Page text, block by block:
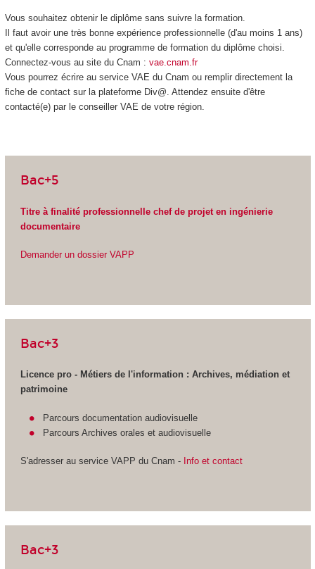
Vous souhaitez obtenir le diplôme sans suivre la formation.
Il faut avoir une très bonne expérience professionnelle (d'au moins 1 ans)
et qu'elle corresponde au programme de formation du diplôme choisi.
Connectez-vous au site du Cnam : vae.cnam.fr
Vous pourrez écrire au service VAE du Cnam ou remplir directement la
fiche de contact sur la plateforme Div@. Attendez ensuite d'être
contacté(e) par le conseiller VAE de votre région.
Bac+5
Titre à finalité professionnelle chef de projet en ingénierie
documentaire
Demander un dossier VAPP
Bac+3
Licence pro - Métiers de l'information : Archives, médiation et
patrimoine
Parcours documentation audiovisuelle
Parcours Archives orales et audiovisuelle
S'adresser au service VAPP du Cnam -Info et contact
Bac+3